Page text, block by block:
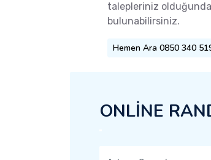
talepleriniz
bulunabilirsiniz.
Hemen Ara 0850 340
ONLİNE